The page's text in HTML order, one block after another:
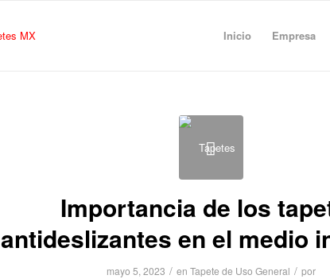
Inicio Empresa
Importancia de los
antideslizantes en el medio
mayo 5, 2023 / en Tapete de Uso General / por